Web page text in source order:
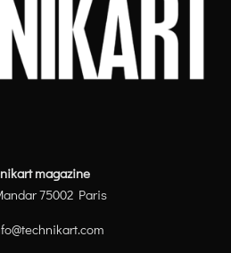
magazine
75002 Paris